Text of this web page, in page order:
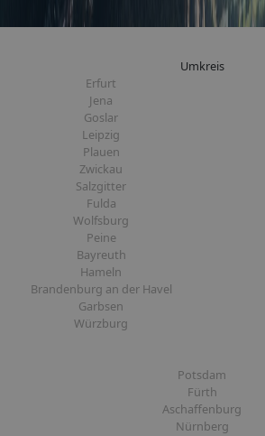
Umkreis
Erfurt
Jena
Goslar
Leipzig
Plauen
Zwickau
Salzgitter
Fulda
Wolfsburg
Peine
Bayreuth
Hameln
Brandenburg an der Havel
Garbsen
Würzburg
Potsdam
Fürth
Aschaffenburg
Nürnberg